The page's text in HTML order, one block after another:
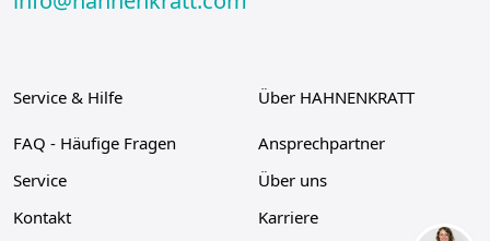
Service & Hilfe
FAQ - Häufige Fragen
Service
Kontakt
Über HAHNENKRATT
Ansprechpartner
Über uns
Karriere